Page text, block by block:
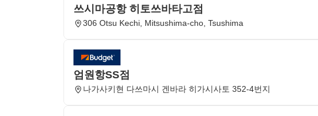
쓰시마공항 히토쓰바타고점
306 Otsu Kechi, Mitsushima-cho, Tsushima
엄원항SS점
나가사키현 다쓰마시 겐바라 히가시사토 352-4번지